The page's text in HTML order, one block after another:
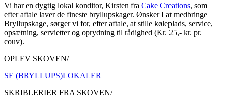
Vi har en dygtig lokal konditor, Kirsten fra Cake Creations, som
efter aftale laver de fineste bryllupskager. Ønsker I at medbringe
Bryllupskage, sørger vi for, efter aftale, at stille køleplads, service,
opsætning, servietter og oprydning til rådighed (Kr. 25,- kr. pr.
couv).
OPLEV SKOVEN/
SE (BRYLLUPS)LOKALER
SKRIBLERIER FRA SKOVEN/